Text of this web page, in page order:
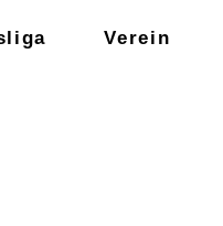
Verein